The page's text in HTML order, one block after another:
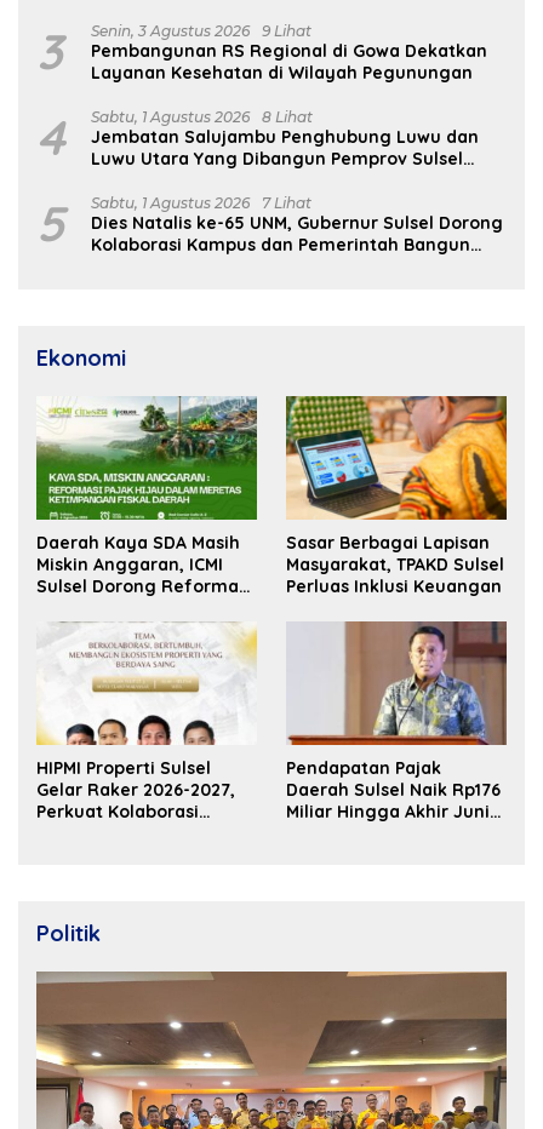
3 Senin, 3 Agustus 2026 9 Lihat
Pembangunan RS Regional di Gowa Dekatkan
Layanan Kesehatan di Wilayah Pegunungan
4 Sabtu, 1 Agustus 2026 8 Lihat
Jembatan Salujambu Penghubung Luwu dan
Luwu Utara Yang Dibangun Pemprov Sulsel
5 Sabtu, 1 Agustus 2026 7 Lihat
Dies Natalis ke-65 UNM, Gubernur Sulsel Dorong
Kolaborasi Kampus dan Pemerintah Bangun
Ekonomi
Daerah Kaya SDA Masih
Miskin Anggaran, ICMI
Sulsel Dorong Reformasi
Sasar Berbagai Lapisan
Masyarakat, TPAKD Sulsel
Perluas Inklusi Keuangan
HIPMI Properti Sulsel
Gelar Raker 2026-2027,
Perkuat Kolaborasi
Pendapatan Pajak
Daerah Sulsel Naik Rp176
Miliar Hingga Akhir Juni
Politik